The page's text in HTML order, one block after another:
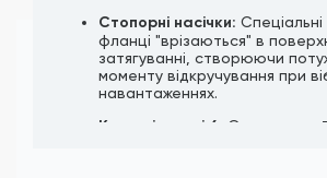
Стопорні насічки: Спеціальні
фланці "врізаються" в
затягуванні, створюючи
моменту відкручування при
навантаженнях.
Клас міцності 6:
Оптимальний